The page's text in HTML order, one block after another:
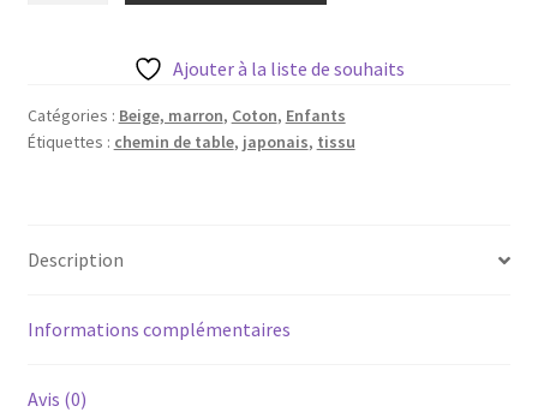
Tissu
Japonais
Ajouter à la liste de souhaits
Catégories : Beige, marron, Coton, Enfants
Étiquettes : chemin de table, japonais, tissu
Description
Informations complémentaires
Avis (0)